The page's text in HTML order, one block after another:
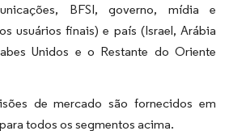
BFSI, governo, mídia e
usuários finais) e país (Israel, Arábia
Unidos e o Restante do Oriente
de mercado são fornecidos em
todos os segmentos acima.